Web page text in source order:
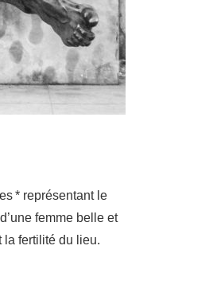
* représentant le
femme belle et
la fertilité du lieu.